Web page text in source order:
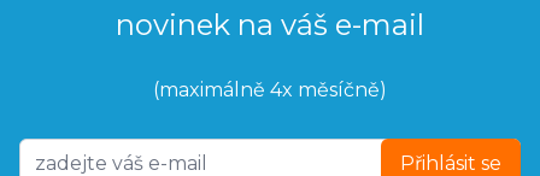
novinek na váš e-mail
(maximálně 4x měsíčně)
Přihlásit se